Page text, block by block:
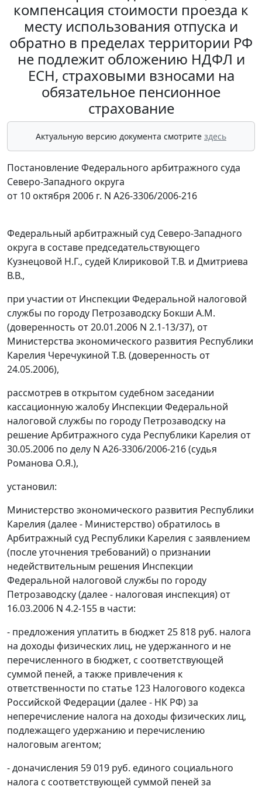
компенсация стоимости проезда к
месту использования отпуска и
обратно в пределах территории РФ
не подлежит обложению НДФЛ и
ЕСН, страховыми взносами на
обязательное пенсионное
страхование
Актуальную версию документа смотрите здесь
Постановление Федерального арбитражного суда
Северо-Западного округа
от 10 октября 2006 г. N А26-3306/2006-216
Федеральный арбитражный суд Северо-Западного
округа в составе председательствующего
Кузнецовой Н.Г., судей Клириковой Т.В. и Дмитриева
В.В.,
при участии от Инспекции Федеральной налоговой
службы по городу Петрозаводску Бокши A.M.
(доверенность от 20.01.2006 N 2.1-13/37), от
Министерства экономического развития Республики
Карелия Черечукиной Т.В. (доверенность от
24.05.2006),
рассмотрев в открытом судебном заседании
кассационную жалобу Инспекции Федеральной
налоговой службы по городу Петрозаводску на
решение Арбитражного суда Республики Карелия от
30.05.2006 по делу N А26-3306/2006-216 (судья
Романова О.Я.),
установил:
Министерство экономического развития Республики
Карелия (далее - Министерство) обратилось в
Арбитражный суд Республики Карелия с заявлением
(после уточнения требований) о признании
недействительным решения Инспекции
Федеральной налоговой службы по городу
Петрозаводску (далее - налоговая инспекция) от
16.03.2006 N 4.2-155 в части:
- предложения уплатить в бюджет 25 818 руб. налога
на доходы физических лиц, не удержанного и не
перечисленного в бюджет, с соответствующей
суммой пеней, а также привлечения к
ответственности по статье 123 Налогового кодекса
Российской Федерации (далее - НК РФ) за
неперечисление налога на доходы физических лиц,
подлежащего удержанию и перечислению
налоговым агентом;
- доначисления 59 019 руб. единого социального
налога с соответствующей суммой пеней за